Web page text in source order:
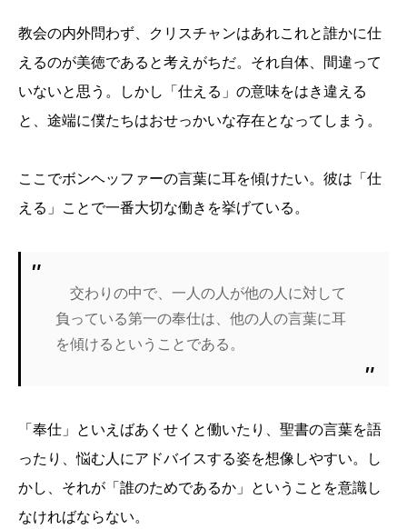
教会の内外問わず、クリスチャンはあれこれと誰かに仕
えるのが美徳であると考えがちだ。それ自体、間違って
いないと思う。しかし「仕える」の意味をはき違える
と、途端に僕たちはおせっかいな存在となってしまう。
ここでボンヘッファーの言葉に耳を傾けたい。彼は「仕
える」ことで一番大切な働きを挙げている。
交わりの中で、一人の人が他の人に対して
負っている第一の奉仕は、他の人の言葉に耳
を傾けるということである。
「奉仕」といえばあくせくと働いたり、聖書の言葉を語
ったり、悩む人にアドバイスする姿を想像しやすい。し
かし、それが「誰のためであるか」ということを意識し
なければならない。